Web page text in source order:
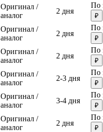
Оригинал /
аналог
2 дня
По
₽
Оригинал /
аналог
2 дня
По
₽
Оригинал /
аналог
2 дня
По
₽
Оригинал /
аналог
2-3 дня
По
₽
Оригинал /
аналог
3-4 дня
По
₽
Оригинал /
аналог
2 дня
По
₽